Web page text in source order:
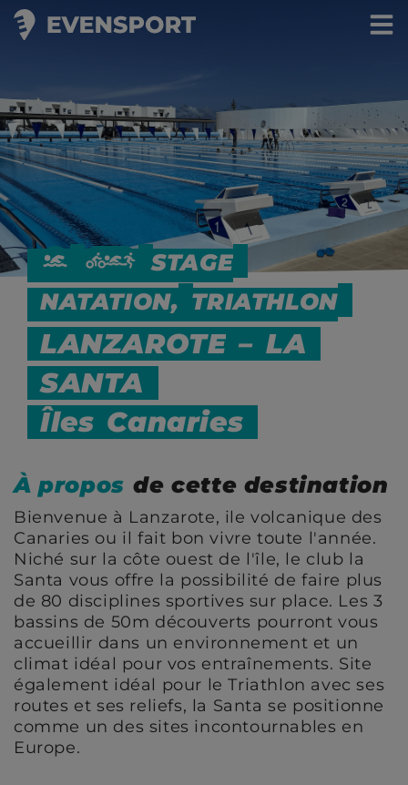
STAGE
NATATION, TRIATHLON
LANZAROTE – LA
SANTA
Îles Canaries
À propos de cette destination
Bienvenue à Lanzarote, ile volcanique des
Canaries ou il fait bon vivre toute l'année.
Niché sur la côte ouest de l'île, le club la
Santa vous offre la possibilité de faire plus
de 80 disciplines sportives sur place. Les 3
bassins de 50m découverts pourront vous
accueillir dans un environnement et un
climat idéal pour vos entraînements. Site
également idéal pour le Triathlon avec ses
routes et ses reliefs, la Santa se positionne
comme un des sites incontournables en
Europe.